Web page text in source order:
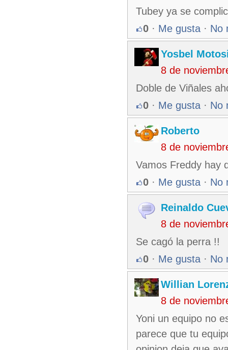
Tubey ya se
0 · Me gusta · No
Yosbel
8 de
Doble de Viñales
0 · Me gusta · No
Roberto
8 de
Vamos Freddy hay
0 · Me gusta · No
Reinaldo
8 de
Se cagó la perra !!
0 · Me gusta · No
Willian
8 de
Yoni un equipo no
parece que tu